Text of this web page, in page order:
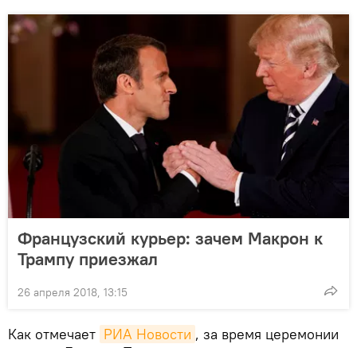
Французский курьер: зачем Макрон к
Трампу приезжал
26 апреля 2018, 13:15
Как отмечает РИА Новости , за время церемонии